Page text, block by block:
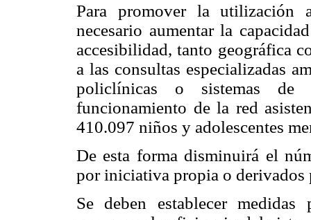
Para promover la utilización
necesario aumentar la
accesibilidad, tanto geográfica
a las consultas especializadas
policlínicas o sistemas de
funcionamiento de la red
410.097 niños y adolescentes
De esta forma disminuirá el
por iniciativa propia o
Se deben establecer